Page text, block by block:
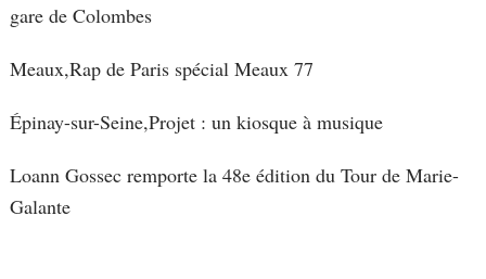
gare de Colombes
Meaux,Rap de Paris spécial Meaux 77
Épinay-sur-Seine,Projet : un kiosque à musique
Loann Gossec remporte la 48e édition du Tour de Marie-
Galante